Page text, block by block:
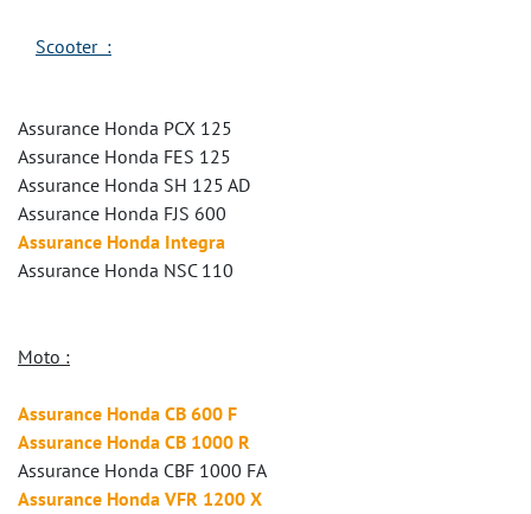
Scooter :
Assurance Honda PCX 125
Assurance Honda FES 125
Assurance Honda SH 125 AD
Assurance Honda FJS 600
Assurance Honda Integra
Assurance Honda NSC 110
Moto :
Assurance Honda CB 600 F
Assurance Honda CB 1000 R
Assurance Honda CBF 1000 FA
Assurance Honda VFR 1200 X